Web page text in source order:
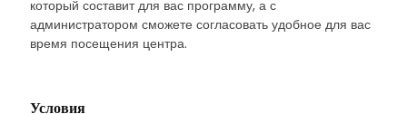
который составит для вас программу, а с
администратором сможете согласовать удобное для вас
время посещения центра.
Условия